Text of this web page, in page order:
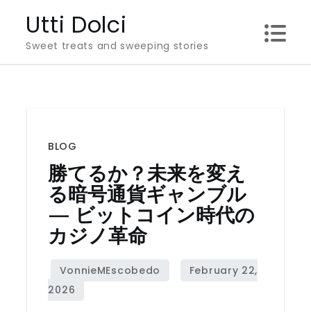
content
Utti Dolci
Sweet treats and sweeping stories
BLOG
勝てるか？未来を変え
る暗号通貨ギャンブル
— ビットコイン時代の
カジノ革命